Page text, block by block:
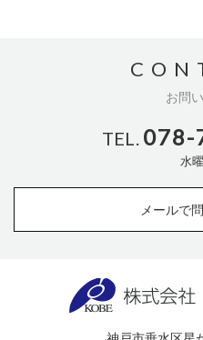
お問
TEL. 078-
水
メールで